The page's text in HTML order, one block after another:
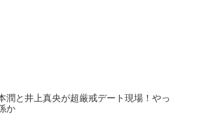
潤と井上真央が超厳戒デート現場！やっ
か